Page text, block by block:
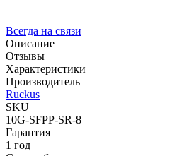
Всегда на связи
Описание
Отзывы
Характеристики
Производитель
Ruckus
SKU
10G-SFPP-SR-8
Гарантия
1 год